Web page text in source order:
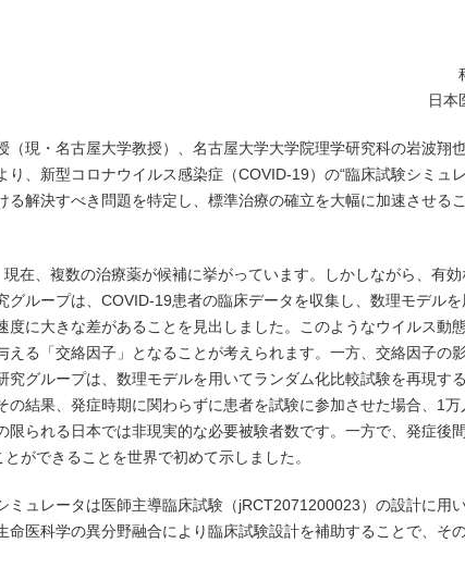
日本
現・名古屋大学教授）、名古屋大学大学院理学研究科の岩波翔
、新型コロナウイルス感染症（COVID-19）の“臨床試験シミュ
解決すべき問題を特定し、標準治療の確立を大幅に加速させる
在、複数の治療薬が候補に挙がっています。しかしながら、有
ループは、COVID-19患者の臨床データを収集し、数理モデルを
に大きな差があることを見出しました。このようなウイルス動
る「交絡因子」となることが考えられます。一方、交絡因子の
グループは、数理モデルを用いてランダム化比較試験を再現す
の結果、発症時期に関わらずに患者を試験に参加させた場合、1
られる日本では非現実的な必要被験者数です。一方で、発症後
ができることを世界で初めて示しました。
ュレータは医師主導臨床試験（jRCT2071200023）の設計に用
医科学の異分野融合により臨床試験設計を補助することで、そ